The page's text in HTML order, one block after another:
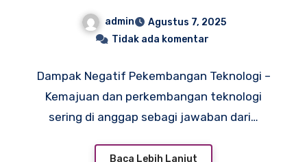
Di Bidang Ekonomi
admin
Agustus 7, 2025
Tidak ada komentar
Dampak Negatif Pekembangan Teknologi –
Kemajuan dan perkembangan teknologi
sering di anggap sebagi jawaban dari…
Baca Lebih Lanjut